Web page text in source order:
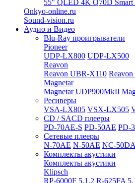
55" QLED 4K Q70D
Onkyo-online.ru
Sound-vision.ru
Аудио и Видео
Blu-Ray проигрыватели
Pioneer
UDP-LX800 UDP-LX500
Reavon
Reavon UBR-X110
Magnetar
Magnetar UDP900MkII
Ресиверы
VSA-LX805 VSX-LX505
CD / SACD плееры
PD-70AE-S PD-50AE PD-
Сетевые плееры
N-70AE N-50AE NC-
Комплекты акустики
Комплекты акустики
Klipsch
RP-6000F 5.1.2 R-625FA